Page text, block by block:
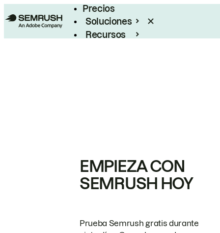
Precios
Soluciones
Recursos
EMPIEZA CON
SEMRUSH HOY
Prueba Semrush gratis durante